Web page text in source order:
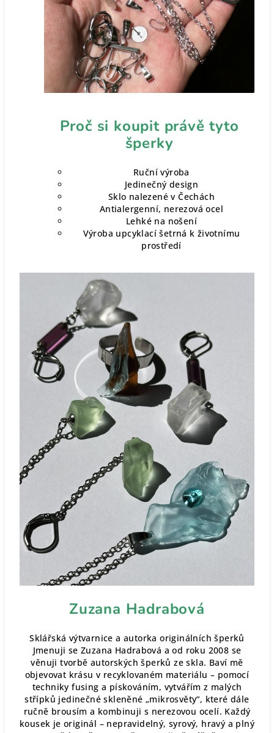
Proč si koupit právě tyto
šperky
Ruční výroba
Jedinečný design
Sklo nalezené v Čechách
Antialergenní, nerezová ocel
Lehké na nošení
Výroba upcyklací šetrná k životnímu
prostředí
Zuzana Hadrabová
Sklářská výtvarnice a autorka originálních šperků
Jmenuji se Zuzana Hadrabová a od roku 2008 se
věnuji tvorbě autorských šperků ze skla. Baví mě
objevovat krásu v recyklovaném materiálu – pomocí
techniky fusing a pískováním, vytvářím z malých
střípků jedinečné skleněné „mikrosvěty“, které dále
ručně brousím a kombinuji s nerezovou ocelí. Každý
kousek je originál – nepravidelný, syrový, hravý a plný